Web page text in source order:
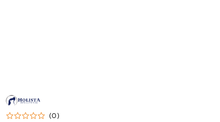
NAZWA
PRODUCENTA:
HOLISTA
PETS (0)